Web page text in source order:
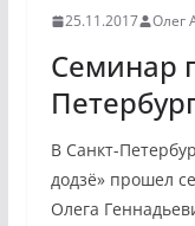
25.11.2017 Олег
Семинар
В Санкт-
додзё» прошел
Олега